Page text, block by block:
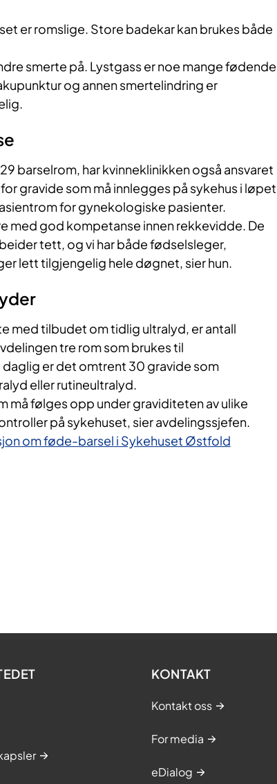
er romslige. Store badekar kan brukes både
smerte på. Lystgass er noe mange fødende
og annen smertelindring er
barselrom, har kvinneklinikken også ansvaret
gravide som må innlegges på sykehus i løpet
for gynekologiske pasienter.
med god kompetanse innen rekkevidde. De
tett, og vi har både fødselsleger,
lett tilgjengelig hele døgnet, sier hun.
med tilbudet om tidlig ultralyd, er antall
tre rom som brukes til
er det omtrent 30 gravide som
eller rutineultralyd.
må følges opp under graviditeten av ulike
på sykehuset, sier avdelingssjefen.
om føde-barsel i Sykehuset Østfold
KONTAKT
Kontakt oss
For media
eDialog